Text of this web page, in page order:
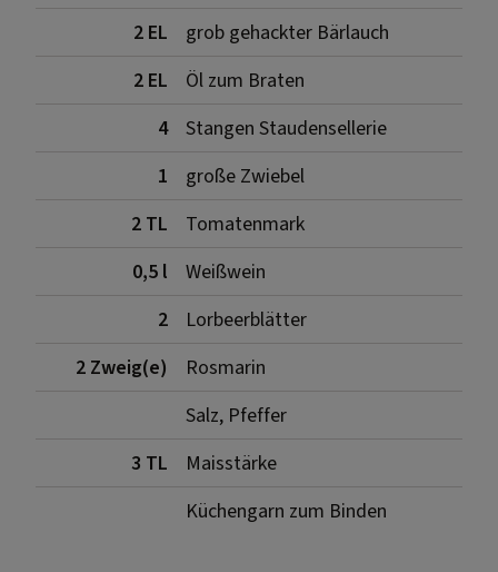
2 EL
grob gehackter Bärlauch
2 EL
Öl zum Braten
4
Stangen Staudensellerie
1
große Zwiebel
2 TL
Tomatenmark
0,5 l
Weißwein
2
Lorbeerblätter
2 Zweig(e)
Rosmarin
Salz, Pfeffer
3 TL
Maisstärke
Küchengarn zum Binden